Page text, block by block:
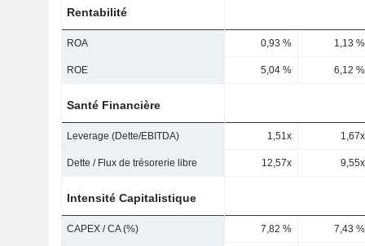
Rentabilité
ROA 0,93 % 1,13 %
ROE 5,04 % 6,12 %
Santé Financière
Leverage (Dette/EBITDA) 1,51x 1,67x
Dette / Flux de trésorerie libre 12,57x 9,55x
Intensité Capitalistique
CAPEX / CA (%) 7,82 % 7,43 %